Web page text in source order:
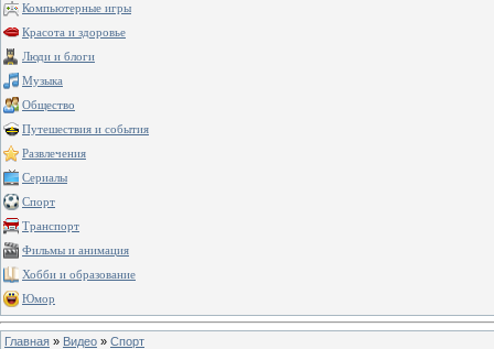
Компьютерные игры
Красота и здоровье
Люди и блоги
Музыка
Общество
Путешествия и события
Развлечения
Сериалы
Спорт
Транспорт
Фильмы и анимация
Хобби и образование
Юмор
Главная » Видео » Спорт